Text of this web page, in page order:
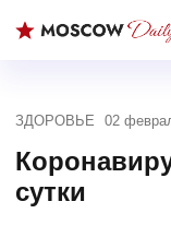
ЗДОРОВЬЕ 02
сутки